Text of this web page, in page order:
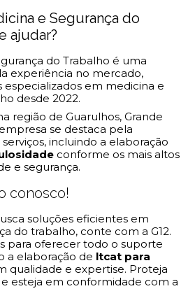
e Segurança do
ajudar?
do Trabalho é uma
experiência no mercado,
especializados em medicina e
desde 2022.
região de Guarulhos, Grande
se destaca pela
incluindo a elaboração
conforme os mais altos
e segurança.
conosco!
soluções eficientes em
do trabalho, conte com a G12.
para oferecer todo o suporte
a elaboração de ltcat para
qualidade e expertise. Proteja
esteja em conformidade com a